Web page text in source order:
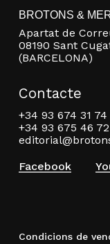
BROTONS &
Apartat de
08190 Sant
(BARCELONA)
Contacte
+34 93 674 31 74
+34 93 675 46 72
Facebook
Condicions de